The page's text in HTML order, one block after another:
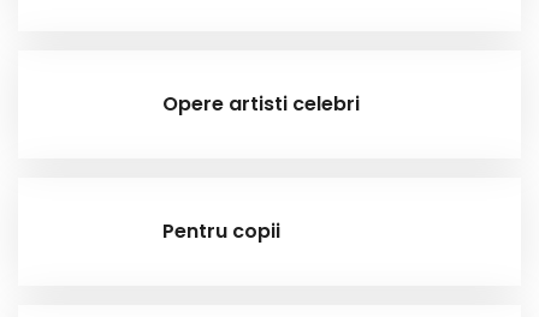
Opere artisti celebri
Pentru copii